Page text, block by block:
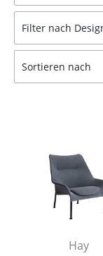
Bänke &
Sitzsäcke
Schaukelstühle
Bürosessel
Filter nach
Sortieren nach
Hay